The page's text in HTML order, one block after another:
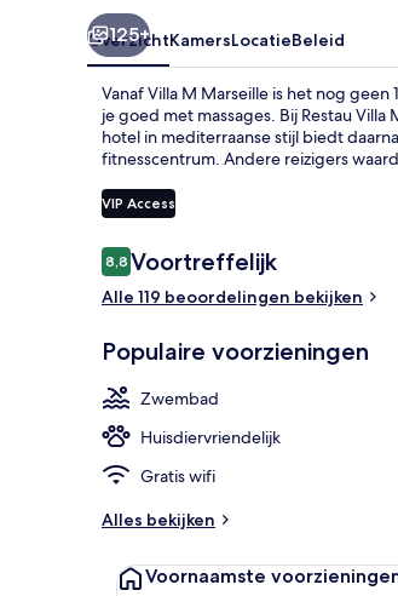
125+
OverzichtKamersLocatieBeleid
Vanaf Villa M Marseille is het nog
je goed met massages. Bij Restau
hotel in mediterraanse stijl biedt
fitnesscentrum. Andere reizigers
VIP Access
Beoordelingen
8,88,8 op 10 –
Voortreffelijk
Alle 119 beoordelingen bekijken
Populaire voorzieningen
Zwembad
Huisdiervriendelijk
Gratis wifi
Alles bekijken
Voornaamste